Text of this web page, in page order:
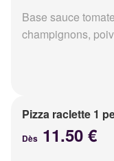
Base sauce
champignons,
Pizza raclette 1
Dès 11.50 €